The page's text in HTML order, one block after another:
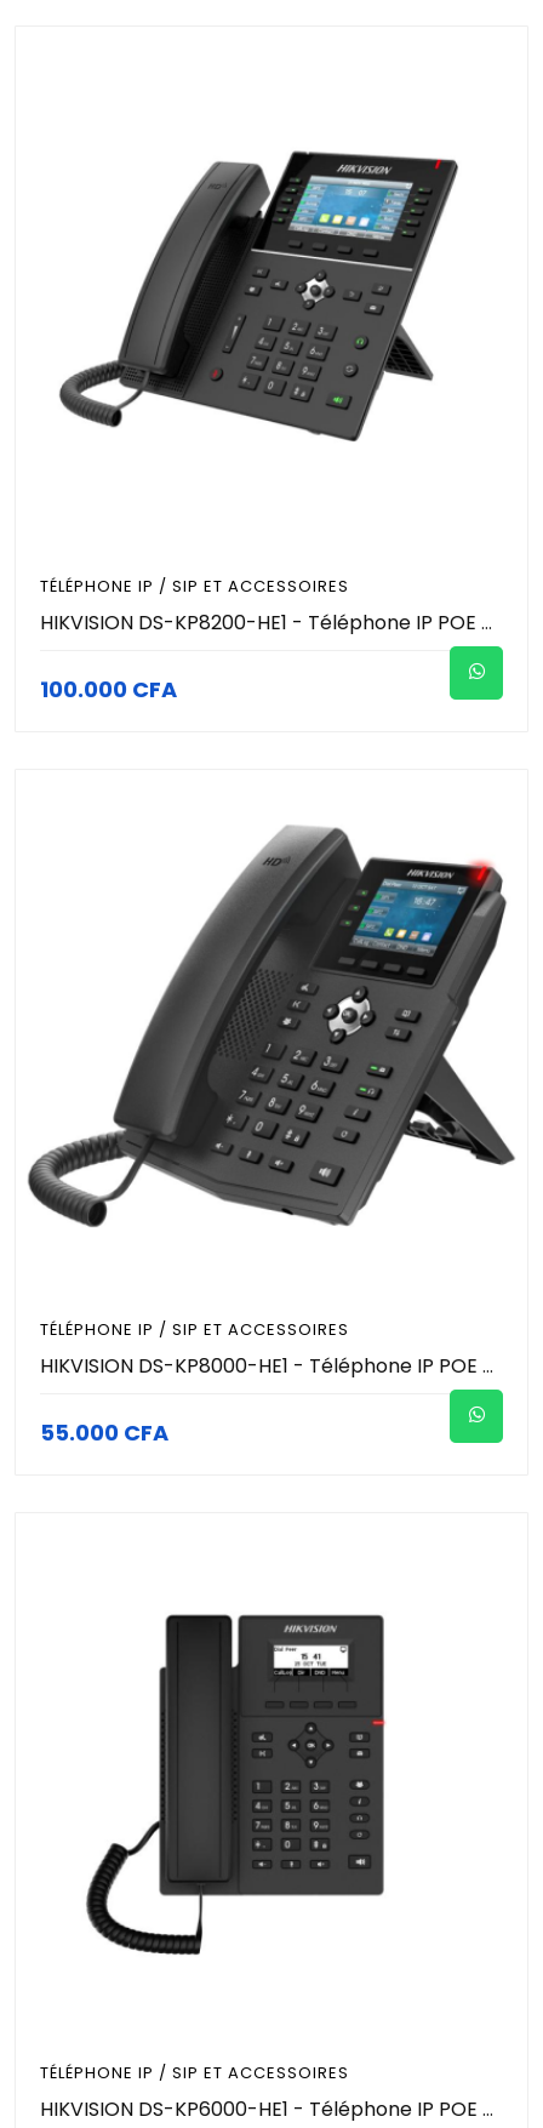
TÉLÉPHONE IP / SIP ET ACCESSOIRES
HIKVISION DS-KP8200-HE1 - Téléphone IP POE avec écran 4,3" - 10 Touches DSS programmables (ouverture de porte, gestion de visiophone, visioconférence…)
100.000 CFA
TÉLÉPHONE IP / SIP ET ACCESSOIRES
HIKVISION DS-KP8000-HE1 - Téléphone IP POE avec écran 2,8" -3 Touches DSS programmables (ouverture de porte, gestion d'interphone, audio conférence…)
55.000 CFA
TÉLÉPHONE IP / SIP ET ACCESSOIRES
HIKVISION DS-KP6000-HE1 - Téléphone IP POE avec écran 2,3"